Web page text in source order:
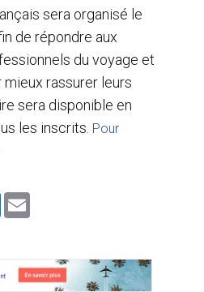
sera organisé le
de répondre aux
du voyage et
rassurer leurs
sera disponible en
les inscrits. Pour
L
I